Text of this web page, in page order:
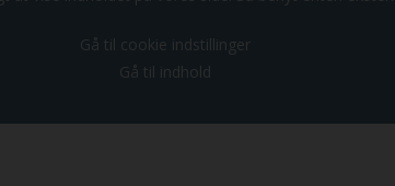
Gå til cookie indstillinger
Gå til indhold